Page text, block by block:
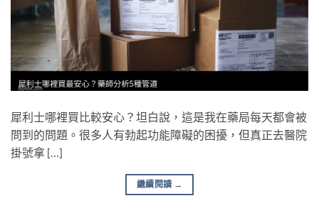
犀利士哪裡買比較安心？坦白說，這是我在藥局每天都會被
問到的問題。很多人有勃起功能障礙的困擾，但真正去醫院
掛號拿 […]
繼續閱讀 →